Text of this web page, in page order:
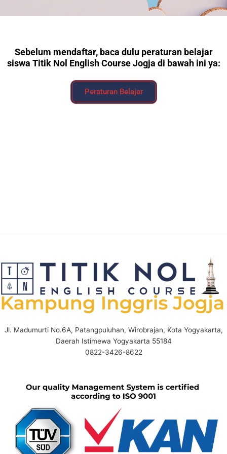
Sebelum mendaftar, baca dulu peraturan belajar
siswa Titik Nol English Course Jogja di bawah ini ya:
Peraturan Belajar
Jl. Madumurti No.6A, Patangpuluhan, Wirobrajan, Kota Yogyakarta,
Daerah Istimewa Yogyakarta 55184
0822-3426-8622